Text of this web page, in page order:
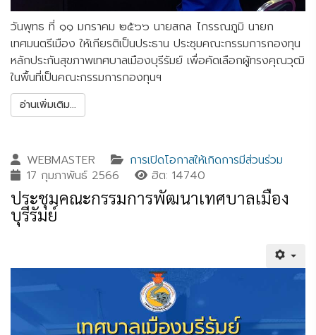
วันพุทธ ที่ ๑๑ มกราคม ๒๕๖๖ นายสกล ไกรรณภูมิ นายก
เทศมนตรีเมือง ให้เกียรติเป็นประธาน ประชุมคณะกรรมการกองทุน
หลักประกันสุขภาพเทศบาลเมืองบุรีรัมย์ เพื่อคัดเลือกผู้ทรงคุณวุฒิ
ในพื้นที่เป็นคณะกรรมการกองทุนฯ
อ่านเพิ่มเติม...
WEBMASTER
การเปิดโอกาสให้เกิดการมีส่วนร่วม
17 กุมภาพันธ์ 2566
ฮิต: 14740
ประชุมคณะกรรมการพัฒนาเทศบาลเมือง
บุรีรัมย์